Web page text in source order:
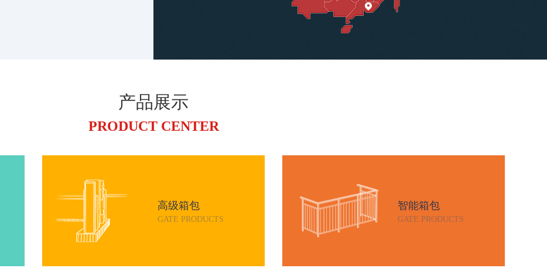
产品展示
PRODUCT CENTER
高级箱包
GATE PRODUCTS
智能箱包
GATE PRODUCTS